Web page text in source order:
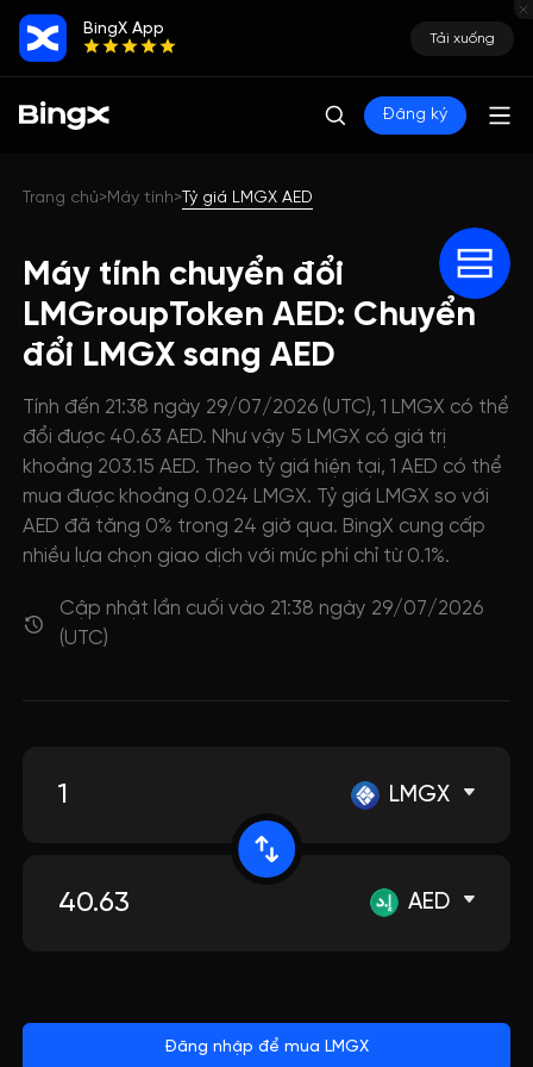
BingX App
Tải xuống
Đăng ký
Trang chủ>Máy tính>Tỷ giá LMGX AED
Máy tính chuyển đổi
LMGroupToken AED: Chuyển
đổi LMGX sang AED
Tính đến 21:38 ngày 29/07/2026 (UTC), 1 LMGX có thể
đổi được 40.63 AED. Như vậy 5 LMGX có giá trị
khoảng 203.15 AED. Theo tỷ giá hiện tại, 1 AED có thể
mua được khoảng 0.024 LMGX. Tỷ giá LMGX so với
AED đã tăng 0% trong 24 giờ qua. BingX cung cấp
nhiều lựa chọn giao dịch với mức phí chỉ từ 0.1%.
Cập nhật lần cuối vào 21:38 ngày 29/07/2026
(UTC)
LMGX
AED
Đăng nhập để mua LMGX